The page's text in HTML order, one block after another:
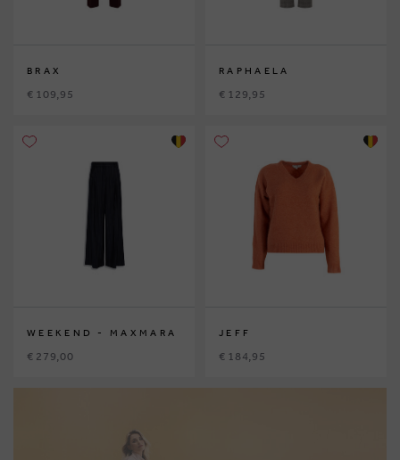
BRAX
€ 109,95
RAPHAELA
€ 129,95
WEEKEND - MAXMARA
€ 279,00
JEFF
€ 184,95